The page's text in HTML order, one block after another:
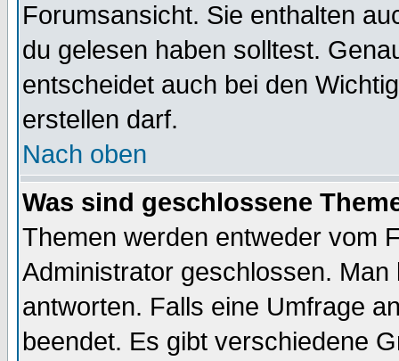
Forumsansicht. Sie enthalten
du gelesen haben solltest.
entscheidet auch bei den
erstellen darf.
Nach oben
Was sind geschlossene
Themen werden entweder vom
Administrator geschlossen.
antworten. Falls eine Umfrage
beendet. Es gibt verschiedene